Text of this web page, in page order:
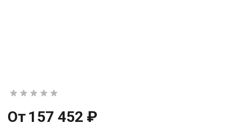
От 157 452 ₽